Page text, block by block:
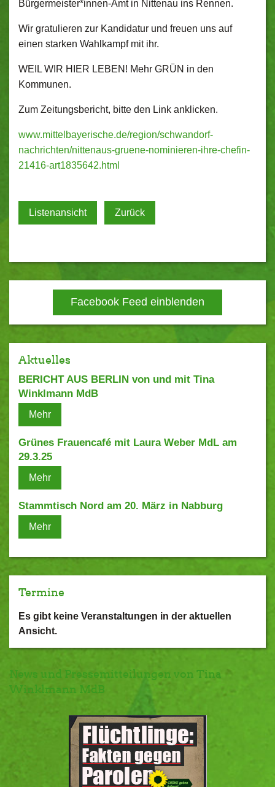
Bürgermeister*innen-Amt in Nittenau ins Rennen.
Wir gratulieren zur Kandidatur und freuen uns auf
einen starken Wahlkampf mit ihr.
WEIL WIR HIER LEBEN! Mehr GRÜN in den
Kommunen.
Zum Zeitungsbericht, bitte den Link anklicken.
www.mittelbayerische.de/region/schwandorf-
nachrichten/nittenaus-gruene-nominieren-ihre-chefin-
21416-art1835642.html
Listenansicht Zurück
Facebook Feed einblenden
Aktuelles
BERICHT AUS BERLIN von und mit Tina
Winklmann MdB
Mehr
Grünes Frauencafé mit Laura Weber MdL am
29.3.25
Mehr
Stammtisch Nord am 20. März in Nabburg
Mehr
Termine
Es gibt keine Veranstaltungen in der aktuellen
Ansicht.
News und Pressemitteilungen von Tina
Winklmann MdB